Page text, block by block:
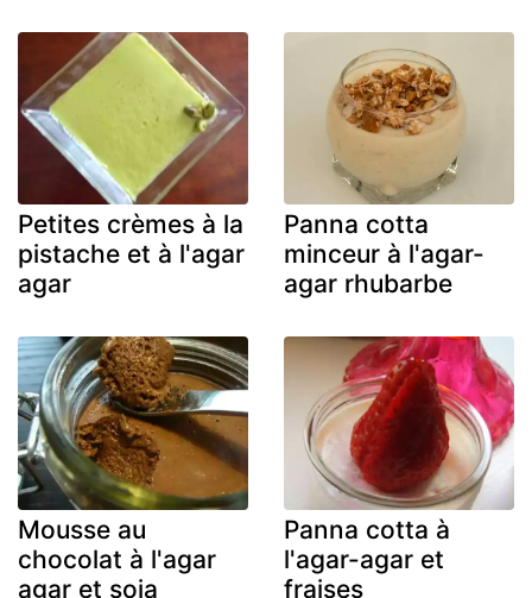
Petites crèmes à la
pistache et à l'agar
agar
Panna cotta
minceur à l'agar-
agar rhubarbe
Mousse au
chocolat à l'agar
agar et soja
Panna cotta à
l'agar-agar et
fraises